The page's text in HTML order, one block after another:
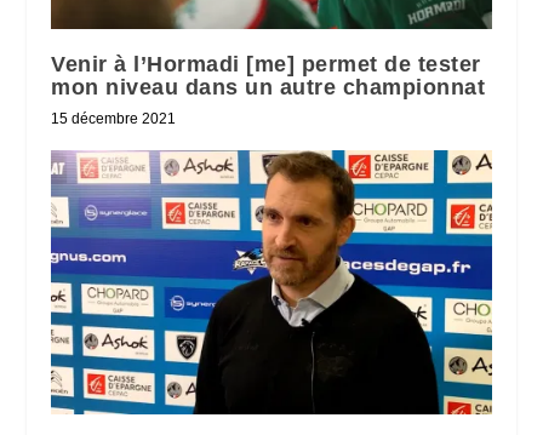
Venir à l’Hormadi [me] permet de tester
mon niveau dans un autre championnat
15 décembre 2021